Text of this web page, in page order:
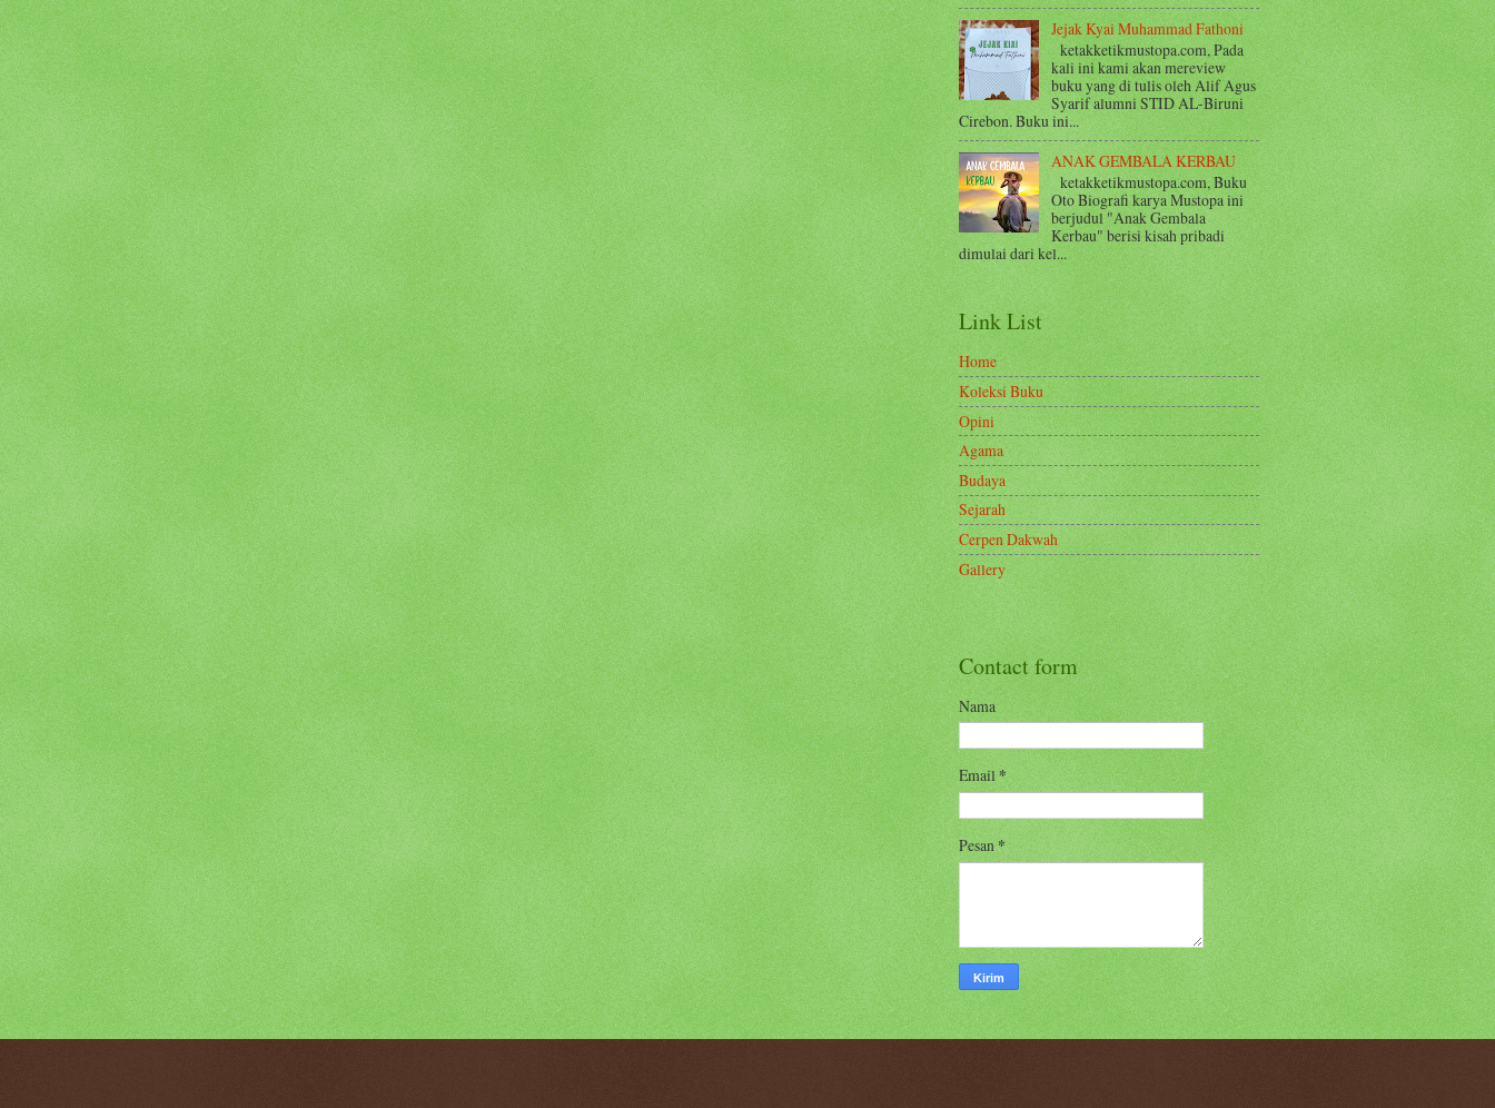
Jejak Kyai Muhammad Fathoni
ketakketikmustopa.com, Pada
kali ini kami akan mereview
buku yang di tulis oleh Alif Agus
Syarif alumni STID AL-Biruni
Cirebon. Buku ini...
ANAK GEMBALA KERBAU
ketakketikmustopa.com, Buku
Oto Biografi karya Mustopa ini
berjudul "Anak Gembala
Kerbau" berisi kisah pribadi
dimulai dari kel...
Link List
Home
Koleksi Buku
Opini
Agama
Budaya
Sejarah
Cerpen Dakwah
Gallery
Contact form
Nama
Email*
Pesan*